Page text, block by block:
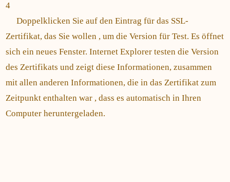
4
Doppelklicken Sie auf den Eintrag für das SSL-
Zertifikat, das Sie wollen , um die Version für Test. Es öffnet
sich ein neues Fenster. Internet Explorer testen die Version
des Zertifikats und zeigt diese Informationen, zusammen
mit allen anderen Informationen, die in das Zertifikat zum
Zeitpunkt enthalten war , dass es automatisch in Ihren
Computer heruntergeladen.